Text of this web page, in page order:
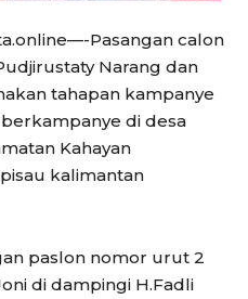
Pasangan calon
Narang dan
tahapan kampanye
di desa
Kahayan
kalimantan
paslon nomor urut 2
di dampingi H.Fadli